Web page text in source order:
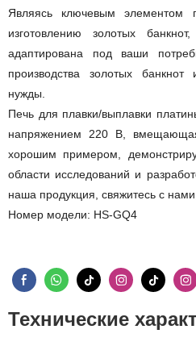
Являясь ключевым элементом
изготовлению золотых
адаптирована под ваши
производства золотых
нужды.
Печь для плавки/выплавки
напряжением 220 В,
хорошим примером,
области исследований и
наша продукция, свяжитесь с
Номер модели: HS-GQ4
Технические